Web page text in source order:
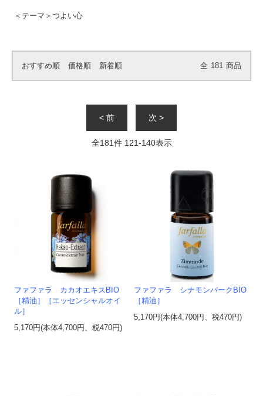
＜テーマ＞つよい心
おすすめ順 価格順 新着順 全 181 商品
< 前 次 >
全181件 121-140表示
ファファラ カカオエキスBIO
［精油］［エッセンシャルオイ
ル］
5,170円(本体4,700円、税470円)
ファファラ シナモンバークBIO
［精油］
5,170円(本体4,700円、税470円)